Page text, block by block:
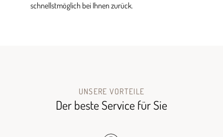
schnellstmöglich bei Ihnen zurück.
UNSERE VORTEILE
Der beste Service für Sie